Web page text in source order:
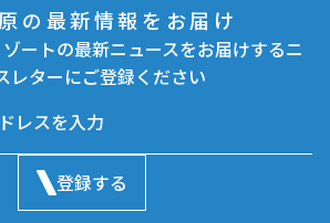
の最新情報をお届け
ートの最新ニュースをお届けするニ
レターにご登録ください
登録する